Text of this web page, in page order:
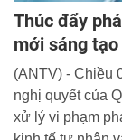
Thúc đẩy
mới sáng
(ANTV) - Chiều
nghị quyết của
xử lý vi phạm